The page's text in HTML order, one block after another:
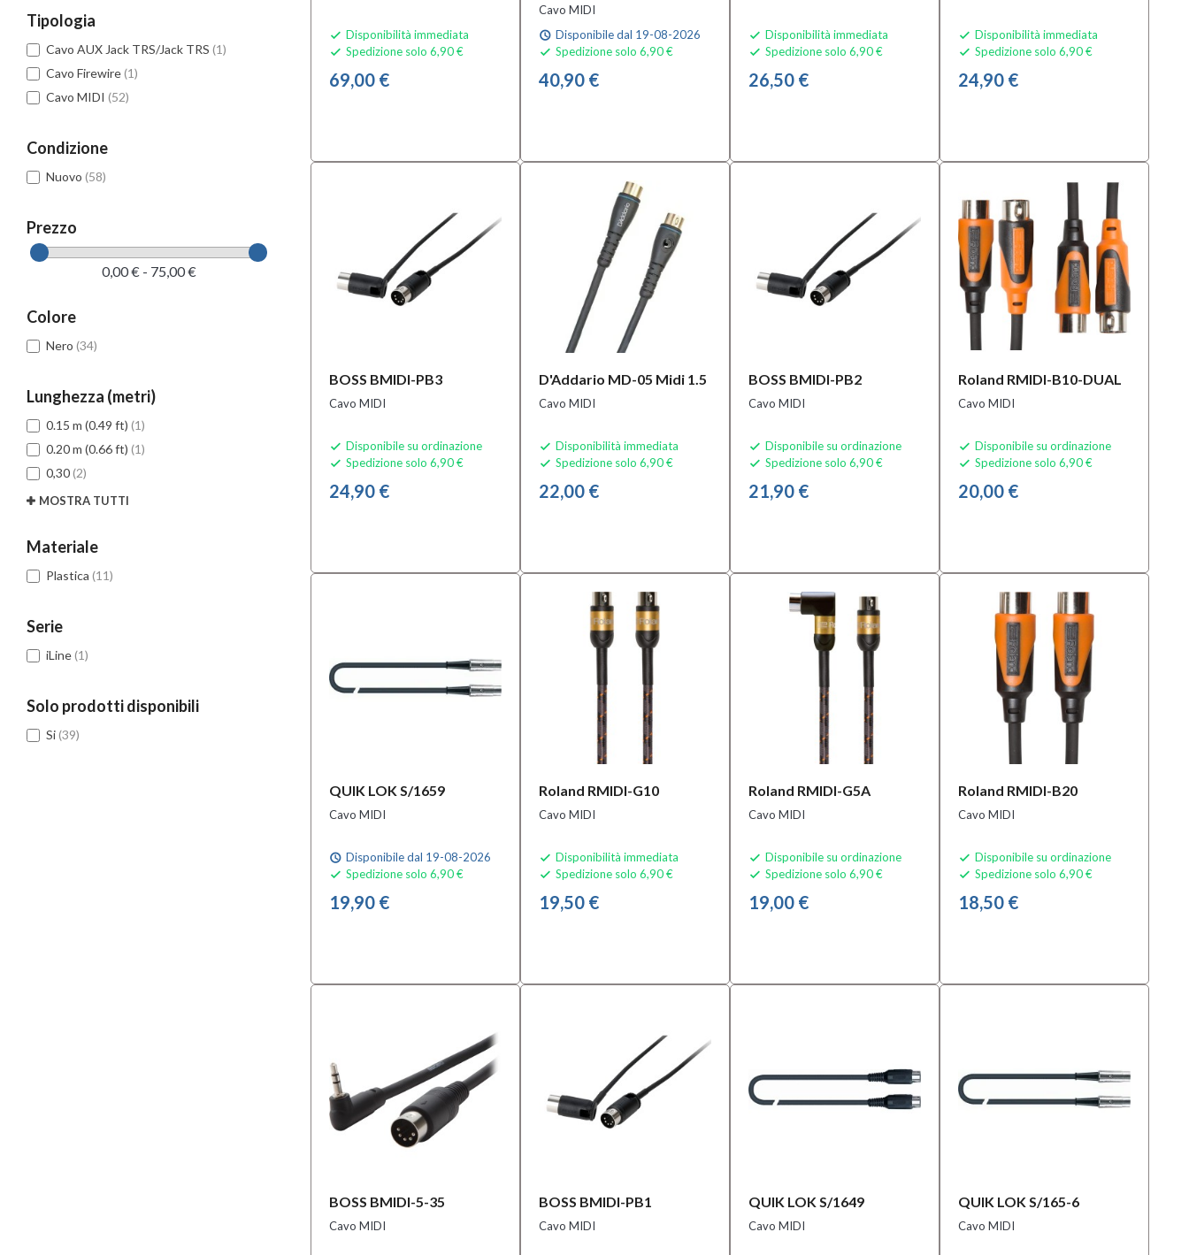
Tipologia
Cavo AUX Jack TRS/Jack TRS (1)
Cavo Firewire(1)
Cavo MIDI (52)
Condizione
Nuovo (58)
Prezzo
0,00 € - 75,00 €
Colore
Nero (34)
Lunghezza (metri)
0.15 m (0.49 ft) (1)
0.20 m (0.66 ft) (1)
0,30(2)
MOSTRA TUTTI
Materiale
Plastica (11)
Serie
iLine(1)
Solo prodotti disponibili
Si(39)
 Disponibilità immediata
 Spedizione solo 6,90 €
69,00 €
Cavo MIDI
schedule Disponibile dal 19-08-2026
 Spedizione solo 6,90 €
40,90 €
 Disponibilità immediata
 Spedizione solo 6,90 €
26,50 €
 Disponibilità immediata
 Spedizione solo 6,90 €
24,90 €
BOSS BMIDI-PB3
Cavo MIDI
 Disponibile su ordinazione
 Spedizione solo 6,90 €
24,90 €
D'Addario MD-05 Midi 1.5
Cavo MIDI
 Disponibilità immediata
 Spedizione solo 6,90 €
22,00 €
BOSS BMIDI-PB2
Cavo MIDI
 Disponibile su ordinazione
 Spedizione solo 6,90 €
21,90 €
Roland RMIDI-B10-DUAL
Cavo MIDI
 Disponibile su ordinazione
 Spedizione solo 6,90 €
20,00 €
QUIK LOK S/1659
Cavo MIDI
schedule Disponibile dal 19-08-2026
 Spedizione solo 6,90 €
19,90 €
Roland RMIDI-G10
Cavo MIDI
 Disponibilità immediata
 Spedizione solo 6,90 €
19,50 €
Roland RMIDI-G5A
Cavo MIDI
 Disponibile su ordinazione
 Spedizione solo 6,90 €
19,00 €
Roland RMIDI-B20
Cavo MIDI
 Disponibile su ordinazione
 Spedizione solo 6,90 €
18,50 €
BOSS BMIDI-5-35
Cavo MIDI
BOSS BMIDI-PB1
Cavo MIDI
QUIK LOK S/1649
Cavo MIDI
QUIK LOK S/165-6
Cavo MIDI